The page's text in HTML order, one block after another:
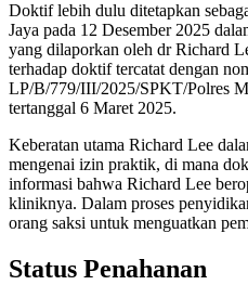
Doktif lebih dulu ditetapkan
Jaya pada 12 Desember 2025
yang dilaporkan oleh dr Richard
terhadap doktif tercatat dengan
LP/B/779/III/2025/SPKT/Polres
tertanggal 6 Maret 2025.
Keberatan utama Richard Lee
mengenai izin praktik, di mana
informasi bahwa Richard Lee
kliniknya. Dalam proses
orang saksi untuk menguatkan
Status Penahanan